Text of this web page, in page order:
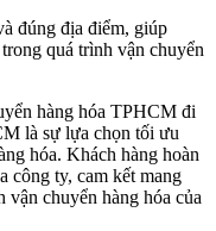
đúng địa điểm, giúp
quá trình vận chuyển
hàng hóa TPHCM đi
là sự lựa chọn tối ưu
hóa. Khách hàng hoàn
công ty, cam kết mang
chuyển hàng hóa của